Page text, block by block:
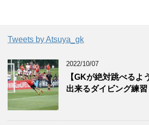
Tweets by Atsuya_gk
2022/10/07
【GKが絶対跳べるよ
出来るダイビング練習